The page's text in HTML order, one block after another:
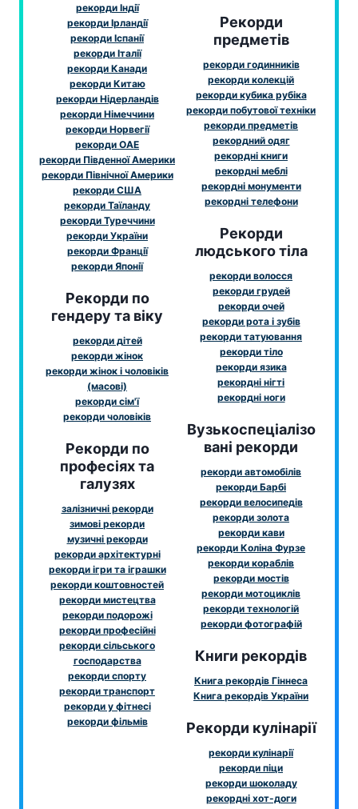
рекорди Індії
рекорди Ірландії
рекорди Іспанії
рекорди Італії
рекорди Канади
рекорди Китаю
рекорди Нідерландів
рекорди Німеччини
рекорди Норвегії
рекорди ОАЕ
рекорди Південної Америки
рекорди Північної Америки
рекорди США
рекорди Таїланду
рекорди Туреччини
рекорди України
рекорди Франції
рекорди Японії
Рекорди по
гендеру та віку
рекорди дітей
рекорди жінок
рекорди жінок і чоловіків
(масові)
рекорди сім'ї
рекорди чоловіків
Рекорди по
професіях та
галузях
залізничні рекорди
зимові рекорди
музичні рекорди
рекорди архітектурні
рекорди ігри та іграшки
рекорди коштовностей
рекорди мистецтва
рекорди подорожі
рекорди професійні
рекорди сільського
господарства
рекорди спорту
рекорди транспорт
рекорди у фітнесі
рекорди фільмів
Рекорди
предметів
рекорди годинників
рекорди колекцій
рекорди кубика рубіка
рекорди побутової техніки
рекорди предметів
рекордний одяг
рекордні книги
рекордні меблі
рекордні монументи
рекордні телефони
Рекорди
людського тіла
рекорди волосся
рекорди грудей
рекорди очей
рекорди рота і зубів
рекорди татуювання
рекорди тіло
рекорди язика
рекордні нігті
рекордні ноги
Вузькоспеціалізо
вані рекорди
рекорди автомобілів
рекорди Барбі
рекорди велосипедів
рекорди золота
рекорди кави
рекорди Коліна Фурзе
рекорди кораблів
рекорди мостів
рекорди мотоциклів
рекорди технологій
рекорди фотографій
Книги рекордів
Книга рекордів Гіннеса
Книга рекордів України
Рекорди кулінарії
рекорди кулінарії
рекорди піци
рекорди шоколаду
рекордні хот-доги